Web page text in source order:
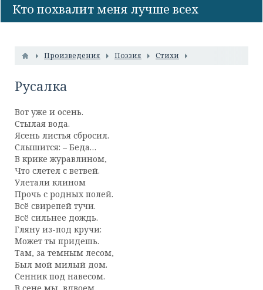
Кто похвалит меня лучше всех
Произведения Поэзия Стихи
Русалка
Вот уже и осень.
Стылая вода.
Ясень листья сбросил.
Слышится: – Беда…
В крике журавлином,
Что слетел с ветвей.
Улетали клином
Прочь с родных полей.
Всё свирепей тучи.
Всё сильнее дождь.
Гляну из-под кручи:
Может ты придешь.
Там, за темным лесом,
Был мой милый дом.
Сенник под навесом.